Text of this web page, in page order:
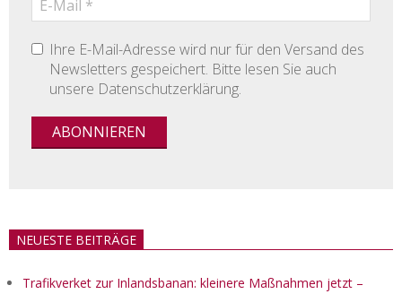
Ihre E-Mail-Adresse wird nur für den Versand des
Newsletters gespeichert. Bitte lesen Sie auch
unsere Datenschutzerklärung.
NEUESTE BEITRÄGE
Trafikverket zur Inlandsbanan: kleinere Maßnahmen jetzt –